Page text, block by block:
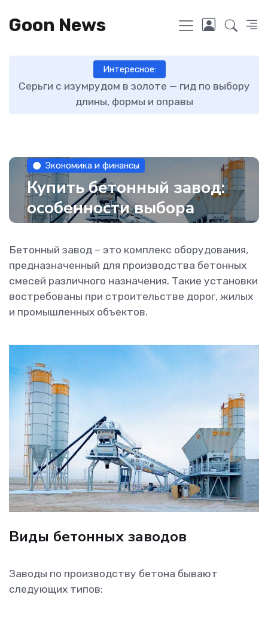
Goon News
Интересное:
Серьги с изумрудом в золоте — гид по выбору
длины, формы и оправы
Экономика и финансы
Купить бетонный завод:
особенности выбора
Бетонный завод – это комплекс оборудования,
предназначенный для производства бетонных
смесей различного назначения. Такие установки
востребованы при строительстве дорог, жилых
и промышленных объектов.
Виды бетонных заводов
Заводы по производству бетона бывают
следующих типов: